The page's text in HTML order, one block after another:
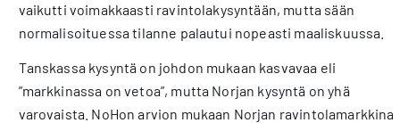
vaikutti voimakkaasti ravintolakysyntään, mutta sään
normalisoituessa tilanne palautui nopeasti maaliskuussa.
Tanskassa kysyntä on johdon mukaan kasvavaa eli
”markkinassa on vetoa”, mutta Norjan kysyntä on yhä
varovaista. NoHon arvion mukaan Norjan ravintolamarkkina